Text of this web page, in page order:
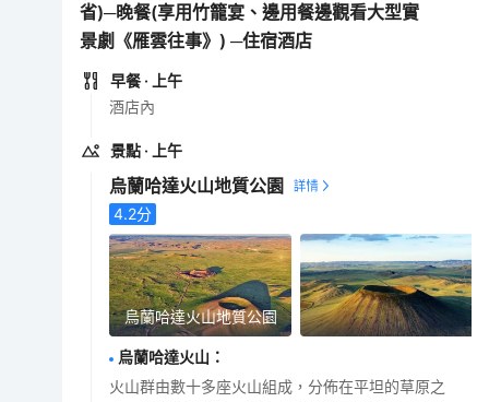
省)─晚餐(享用竹籠宴、邊用餐邊觀看大型實
景劇《雁雲往事》) ─住宿酒店
早餐 · 上午
酒店內
景點 · 上午
烏蘭哈達火山地質公園
4.2分
烏蘭哈達火山地質公園
烏蘭哈達火山 ：
火山群由數十多座火山組成，分佈在平坦的草原之